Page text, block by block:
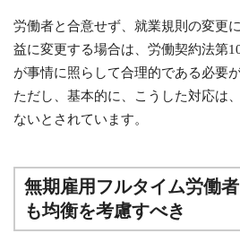
労働者と合意せず、就業規則の変更
益に変更する場合は、労働契約法第
が事情に照らして合理的である必要
ただし、基本的に、こうした対応は
ないとされています。
無期雇用フルタイム労働
も均衡を考慮すべき